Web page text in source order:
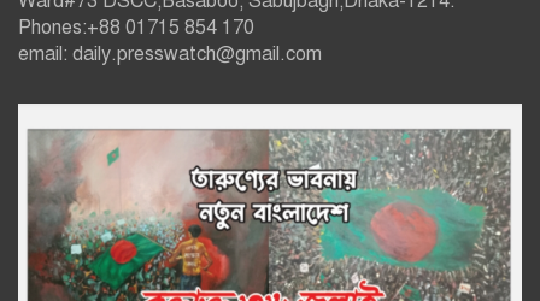
Phones:+88 01715 854 170
email: daily.presswatch@gmail.com